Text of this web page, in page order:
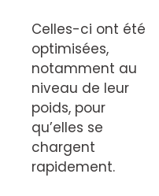
Celles-ci ont été
optimisées,
notamment au
niveau de leur
poids, pour
qu’elles se
chargent
rapidement.